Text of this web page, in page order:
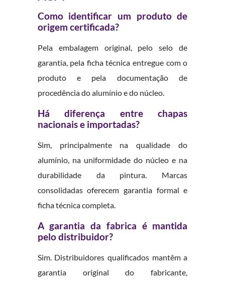
Como identificar um produto de
origem certificada?
Pela embalagem original, pelo selo de
garantia, pela ficha técnica entregue com o
produto e pela documentação de
procedência do alumínio e do núcleo.
Há diferença entre chapas
nacionais e importadas?
Sim, principalmente na qualidade do
alumínio, na uniformidade do núcleo e na
durabilidade da pintura. Marcas
consolidadas oferecem garantia formal e
ficha técnica completa.
A garantia da fabrica é mantida
pelo distribuidor?
Sim. Distribuidores qualificados mantêm a
garantia original do fabricante,